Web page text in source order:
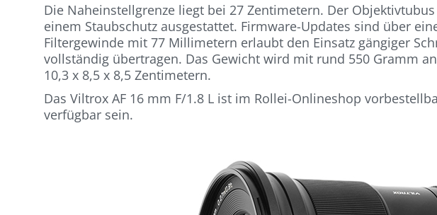
Die Naheinstellgrenze liegt bei 27 Zentimetern. Der
einem Staubschutz ausgestattet. Firmware-Updates sind über
Filtergewinde mit 77 Millimetern erlaubt den Einsatz gängiger
vollständig übertragen. Das Gewicht wird mit rund 550 Gramm
10,3 x 8,5 x 8,5 Zentimetern.
Das Viltrox AF 16 mm F/1.8 L ist im Rollei-Onlineshop
verfügbar sein.